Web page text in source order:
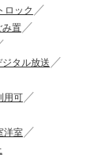
ロック
み置
タル放送
用可
洋室